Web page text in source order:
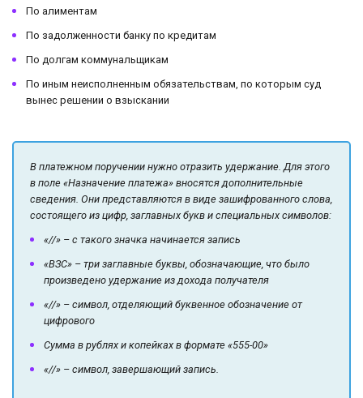
По алиментам
По задолженности банку по кредитам
По долгам коммунальщикам
По иным неисполненным обязательствам, по которым суд
вынес решении о взыскании
В платежном поручении нужно отразить удержание. Для этого
в поле «Назначение платежа» вносятся дополнительные
сведения. Они представляются в виде зашифрованного слова,
состоящего из цифр, заглавных букв и специальных символов:
«//» – с такого значка начинается запись
«ВЗС» – три заглавные буквы, обозначающие, что было
произведено удержание из дохода получателя
«//» – символ, отделяющий буквенное обозначение от
цифрового
Сумма в рублях и копейках в формате «555-00»
«//» – символ, завершающий запись.